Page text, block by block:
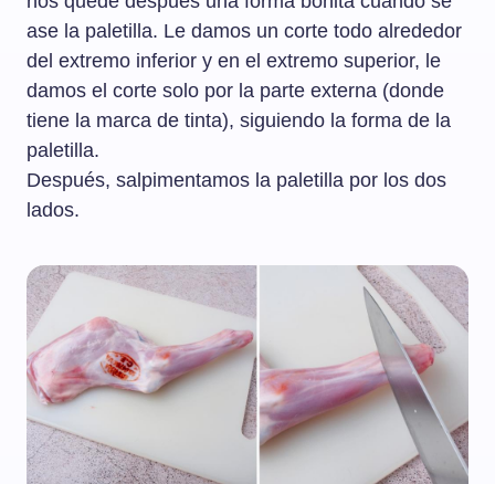
ase la paletilla. Le damos un corte todo alrededor
del extremo inferior y en el extremo superior, le
damos el corte solo por la parte externa (donde
tiene la marca de tinta), siguiendo la forma de la
paletilla.
Después, salpimentamos la paletilla por los dos
lados.